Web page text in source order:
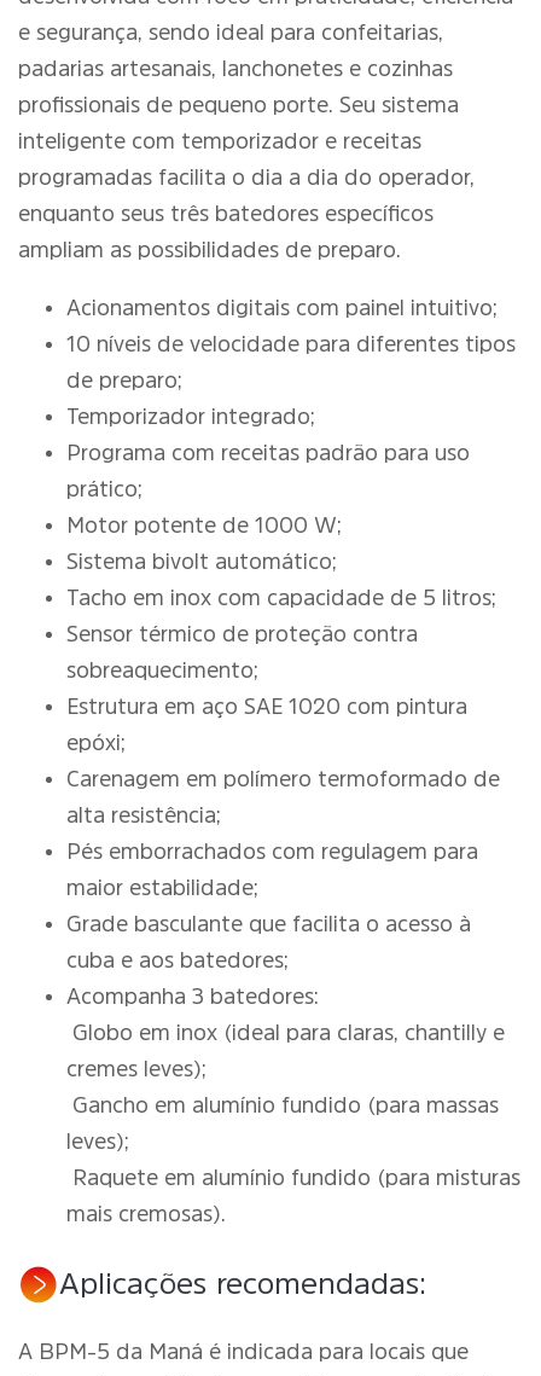
e segurança, sendo ideal para confeitarias,
padarias artesanais, lanchonetes e cozinhas
profissionais de pequeno porte. Seu sistema
inteligente com temporizador e receitas
programadas facilita o dia a dia do operador,
enquanto seus três batedores específicos
ampliam as possibilidades de preparo.
Acionamentos digitais com painel intuitivo;
10 níveis de velocidade para diferentes tipos
de preparo;
Temporizador integrado;
Programa com receitas padrão para uso
prático;
Motor potente de 1000 W;
Sistema bivolt automático;
Tacho em inox com capacidade de 5 litros;
Sensor térmico de proteção contra
sobreaquecimento;
Estrutura em aço SAE 1020 com pintura
epóxi;
Carenagem em polímero termoformado de
alta resistência;
Pés emborrachados com regulagem para
maior estabilidade;
Grade basculante que facilita o acesso à
cuba e aos batedores;
Acompanha 3 batedores:
Globo em inox (ideal para claras, chantilly e
cremes leves);
Gancho em alumínio fundido (para massas
leves);
Raquete em alumínio fundido (para misturas
mais cremosas).
Aplicações recomendadas:
A BPM-5 da Maná é indicada para locais que